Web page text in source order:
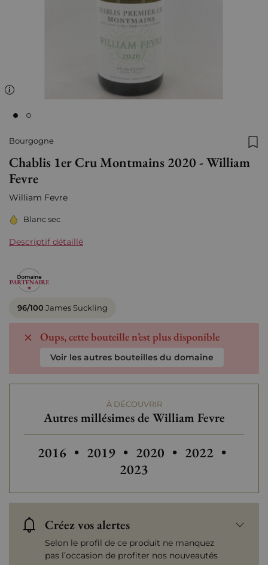
Bourgogne
Chablis 1er Cru Montmains 2020 - William
Fevre
William Fevre
Blanc sec
Descriptif détaillé
96/100 James Suckling
Oups, cette bouteille n’est plus disponible
Voir les autres bouteilles du domaine
À DÉCOUVRIR
Autres millésimes de William Fevre
Autres millésimes de William Fevre
2016 • 2019 • 2020 • 2022 •
2023
Créez vos alertes
Selon le profil de ce produit ne manquez
pas l’occasion de profiter nos nouveautés